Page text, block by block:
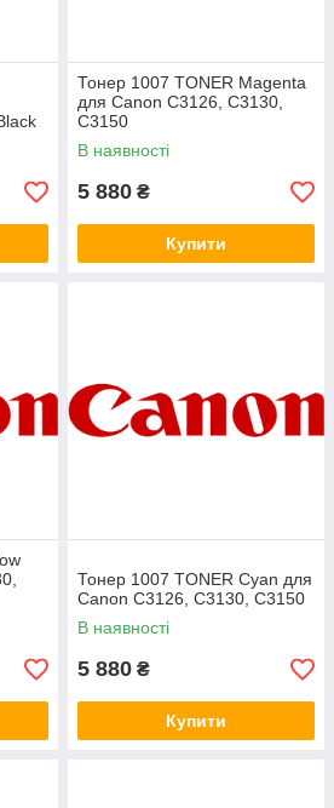
Тонер 1007 TONER Magenta
для Canon C3126, C3130,
C3150
В наявності
5 880 ₴
Купити
Тонер 1007 TONER Cyan для
Canon C3126, C3130, C3150
В наявності
5 880 ₴
Купити